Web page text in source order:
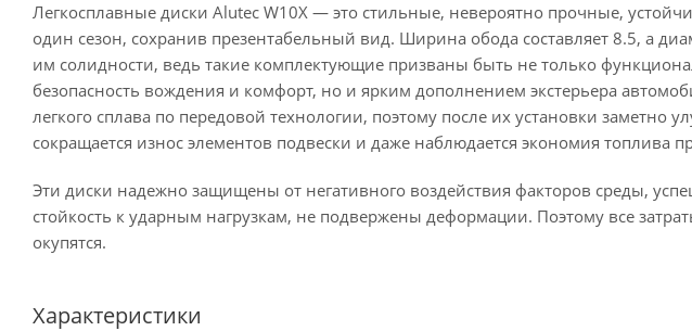
Легкосплавные диски Alutec W10X — это стильные, невероятно прочные,
один сезон, сохранив презентабельный вид. Ширина обода составляет 8.5, а
им солидности, ведь такие комплектующие призваны быть не только
безопасность вождения и комфорт, но и ярким дополнением экстерьера
легкого сплава по передовой технологии, поэтому после их установки заметно
сокращается износ элементов подвески и даже наблюдается экономия
Эти диски надежно защищены от негативного воздействия факторов среды,
стойкость к ударным нагрузкам, не подвержены деформации. Поэтому все
окупятся.
Характеристики